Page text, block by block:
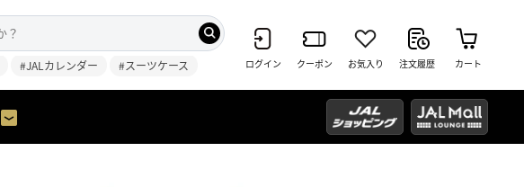
#JALカレンダー #スーツケース ログイン クーポン お気入り 注文履歴 カート